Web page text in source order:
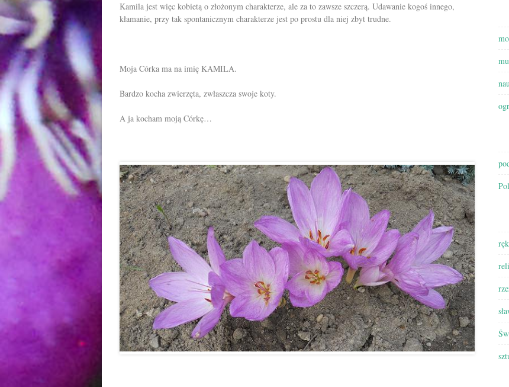
Kamila jest więc kobietą o złożonym charakterze, ale za to zawsze szczerą. Udawanie kogoś innego,
kłamanie, przy tak spontanicznym charakterze jest po prostu dla niej zbyt trudne.
Moja Córka ma na imię KAMILA.
Bardzo kocha zwierzęta, zwłaszcza swoje koty.
A ja kocham moją Córkę…